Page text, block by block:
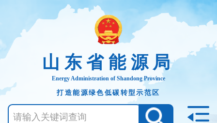
山东省能源局
Energy Administration of Shandong Province
打造能源绿色低碳转型示范区